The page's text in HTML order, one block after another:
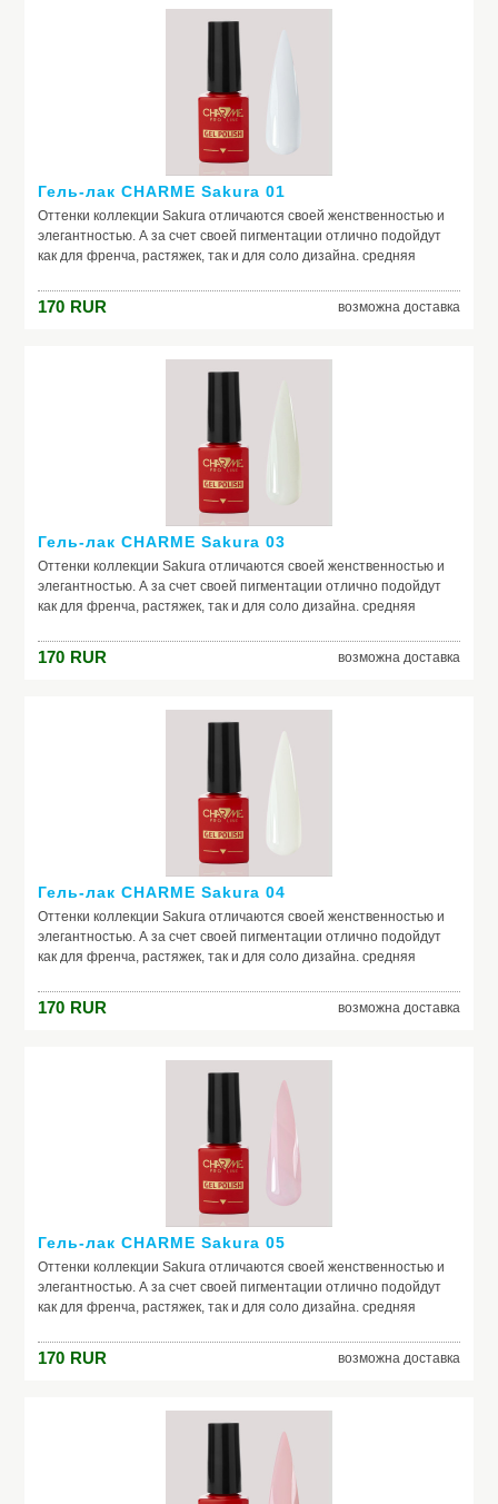
Гель-лак CHARME Sakura 01
Оттенки коллекции Sakura отличаются своей женственностью и
элегантностью. А за счет своей пигментации отлично подойдут
как для френча, растяжек, так и для соло дизайна. средняя
идеальная полимеризация актуальная палитра оттенков в стиле
old money
170 RUR возможна доставка
Гель-лак CHARME Sakura 03
Оттенки коллекции Sakura отличаются своей женственностью и
элегантностью. А за счет своей пигментации отлично подойдут
как для френча, растяжек, так и для соло дизайна. средняя
идеальная полимеризация актуальная палитра оттенков в стиле
old money
170 RUR возможна доставка
Гель-лак CHARME Sakura 04
Оттенки коллекции Sakura отличаются своей женственностью и
элегантностью. А за счет своей пигментации отлично подойдут
как для френча, растяжек, так и для соло дизайна. средняя
идеальная полимеризация актуальная палитра оттенков в стиле
old money
170 RUR возможна доставка
Гель-лак CHARME Sakura 05
Оттенки коллекции Sakura отличаются своей женственностью и
элегантностью. А за счет своей пигментации отлично подойдут
как для френча, растяжек, так и для соло дизайна. средняя
идеальная полимеризация актуальная палитра оттенков в стиле
old money
170 RUR возможна доставка